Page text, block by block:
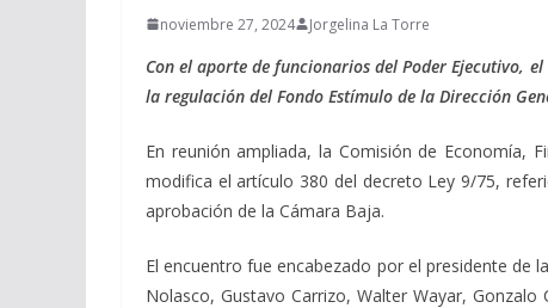
noviembre 27, 2024 Jorgelina La Torre
Con el aporte de funcionarios del Poder Ejecutivo,
la regulación del Fondo Estímulo de la Dirección
En reunión ampliada, la Comisión de Economía,
modifica el artículo 380 del decreto Ley 9/75,
aprobación de la Cámara Baja.
El encuentro fue encabezado por el presidente de
Nolasco, Gustavo Carrizo, Walter Wayar,